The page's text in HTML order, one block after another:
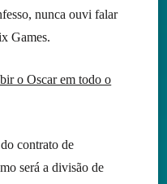
nunca ouvi falar
Games.
o Oscar em todo o
contrato de
será a divisão de